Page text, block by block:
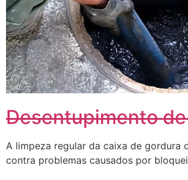
Desentupimento
A limpeza regular da caixa de gordura
contra problemas causados ​​por